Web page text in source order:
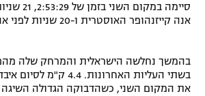
תקנון פעילות ספורט 1
אומנויות לחימה
סיימה
אנה קייזנהופר האוסטרית ו-20 שניות לפני אנה פליכטה הפולניה.
בהמשך נחלשה הישראלית והמרחק שלה
בשתי העליות האחרונות.
את המקום השני, כשהדבוקה הגדולה